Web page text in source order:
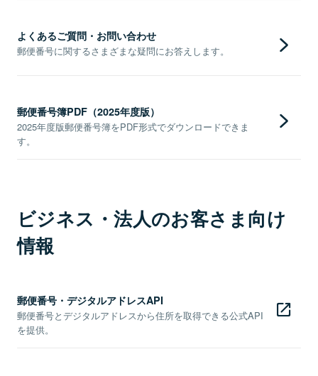
よくあるご質問・お問い合わせ
郵便番号に関するさまざまな疑問にお答えします。
郵便番号簿PDF（2025年度版）
2025年度版郵便番号簿をPDF形式でダウンロードできま
す。
ビジネス・法人のお客さま向け
情報
郵便番号・デジタルアドレスAPI
郵便番号とデジタルアドレスから住所を取得できる公式API
を提供。